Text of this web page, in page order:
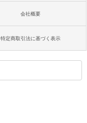
会社概要
特定商取引法に基づく表示